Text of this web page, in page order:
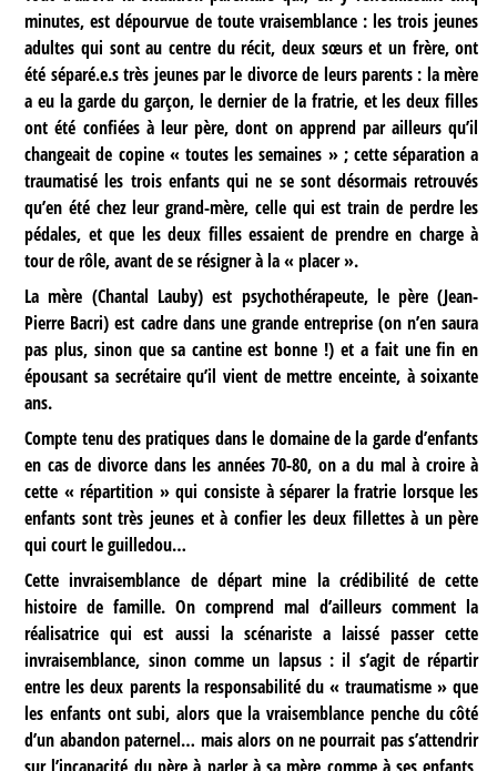
minutes, est dépourvue de toute vraisemblance : les trois jeunes
adultes qui sont au centre du récit, deux sœurs et un frère, ont
été séparé.e.s très jeunes par le divorce de leurs parents : la mère
a eu la garde du garçon, le dernier de la fratrie, et les deux filles
ont été confiées à leur père, dont on apprend par ailleurs qu’il
changeait de copine « toutes les semaines » ; cette séparation a
traumatisé les trois enfants qui ne se sont désormais retrouvés
qu’en été chez leur grand-mère, celle qui est train de perdre les
pédales, et que les deux filles essaient de prendre en charge à
tour de rôle, avant de se résigner à la « placer ».
La mère (Chantal Lauby) est psychothérapeute, le père (Jean-
Pierre Bacri) est cadre dans une grande entreprise (on n’en saura
pas plus, sinon que sa cantine est bonne !) et a fait une fin en
épousant sa secrétaire qu’il vient de mettre enceinte, à soixante
ans.
Compte tenu des pratiques dans le domaine de la garde d’enfants
en cas de divorce dans les années 70-80, on a du mal à croire à
cette « répartition » qui consiste à séparer la fratrie lorsque les
enfants sont très jeunes et à confier les deux fillettes à un père
qui court le guilledou…
Cette invraisemblance de départ mine la crédibilité de cette
histoire de famille. On comprend mal d’ailleurs comment la
réalisatrice qui est aussi la scénariste a laissé passer cette
invraisemblance, sinon comme un lapsus : il s’agit de répartir
entre les deux parents la responsabilité du « traumatisme » que
les enfants ont subi, alors que la vraisemblance penche du côté
d’un abandon paternel… mais alors on ne pourrait pas s’attendrir